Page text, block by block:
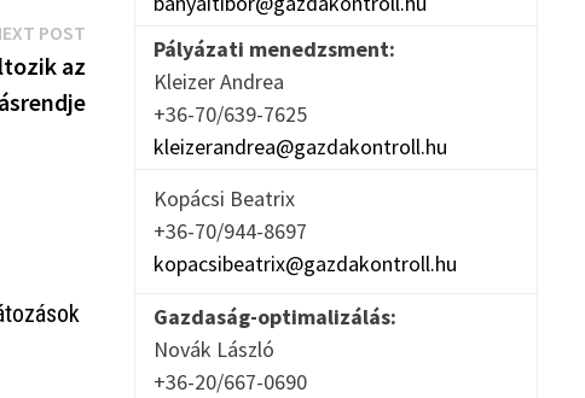
POSTNext
post:
az
Pályázati menedzsment:
Kleizer Andrea
+36-70/639-7625
kleizerandrea@gazdakontroll.hu
Kopácsi Beatrix
+36-70/944-8697
kopacsibeatrix@gazdakontroll.hu
Gazdaság-optimalizálás:
Novák László
+36-20/667-0690